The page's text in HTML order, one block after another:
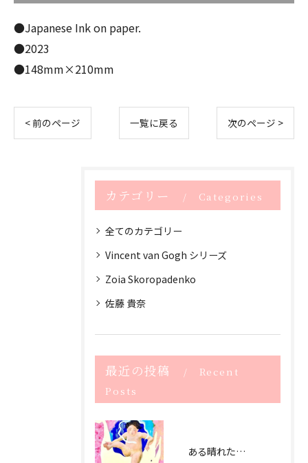
●Japanese Ink on paper.
●2023
●148mm×210mm
< 前のページ 一覧に戻る 次のページ >
カテゴリー Categories
全てのカテゴリー
Vincent van Gogh シリーズ
Zoia Skoropadenko
佐藤 貴奈
最近の投稿
Recent
Posts
ある晴れた日曜日 (2021） The sunny Sunday -2021